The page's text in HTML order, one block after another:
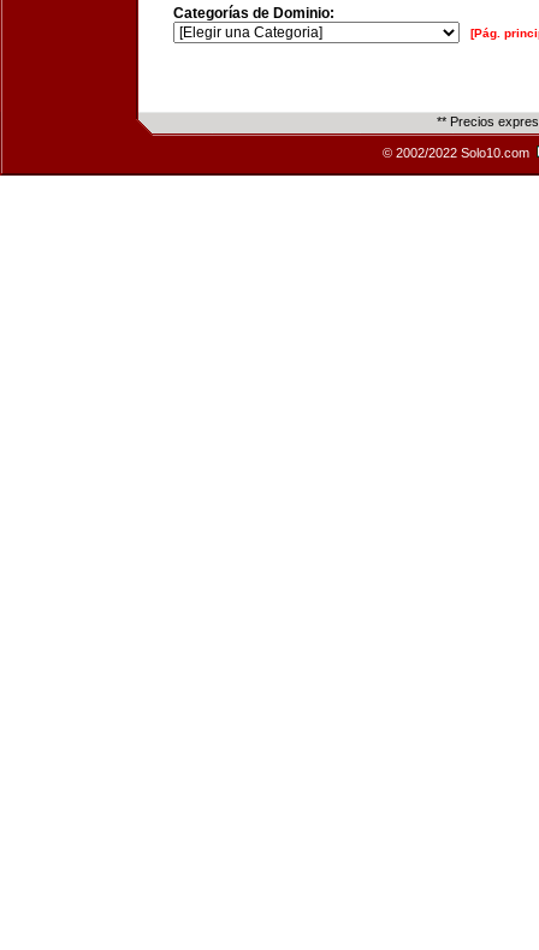
Categorías de Dominio:
[Pág.
** Precios
© 2002/2022 Solo10.com